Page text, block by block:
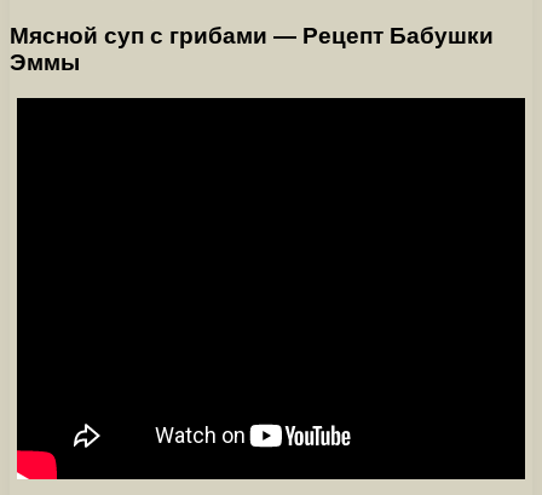
Мясной суп с грибами — Рецепт Бабушки
Эммы